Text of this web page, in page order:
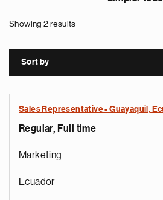
Showing 2 results
Sort by
Sales Representative - Guayaquil,
Regular, Full time
Marketing
Ecuador